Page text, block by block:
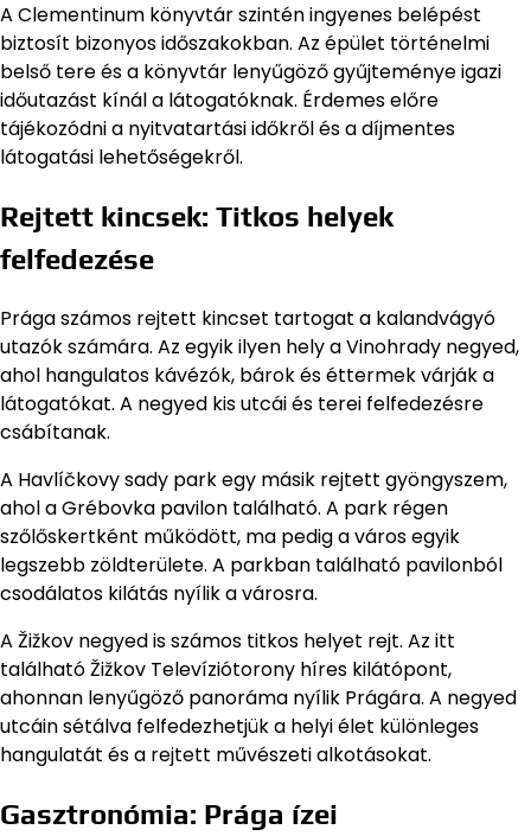
A Clementinum könyvtár szintén ingyenes belépést
biztosít bizonyos időszakokban. Az épület történelmi
belső tere és a könyvtár lenyűgöző gyűjteménye igazi
időutazást kínál a látogatóknak. Érdemes előre
tájékozódni a nyitvatartási időkről és a díjmentes
látogatási lehetőségekről.
Rejtett kincsek: Titkos helyek
felfedezése
Prága számos rejtett kincset tartogat a kalandvágyó
utazók számára. Az egyik ilyen hely a Vinohrady negyed,
ahol hangulatos kávézók, bárok és éttermek várják a
látogatókat. A negyed kis utcái és terei felfedezésre
csábítanak.
A Havlíčkovy sady park egy másik rejtett gyöngyszem,
ahol a Grébovka pavilon található. A park régen
szőlőskertként működött, ma pedig a város egyik
legszebb zöldterülete. A parkban található pavilonból
csodálatos kilátás nyílik a városra.
A Žižkov negyed is számos titkos helyet rejt. Az itt
található Žižkov Televíziótorony híres kilátópont,
ahonnan lenyűgöző panoráma nyílik Prágára. A negyed
utcáin sétálva felfedezhetjük a helyi élet különleges
hangulatát és a rejtett művészeti alkotásokat.
Gasztronómia: Prága ízei